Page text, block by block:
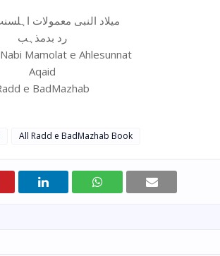
میلاد النبی معمولات
رد بدمذہب
Mamolat e Ahlesunnat
Aqaid
e BadMazhab
All Radd e BadMazhab Book